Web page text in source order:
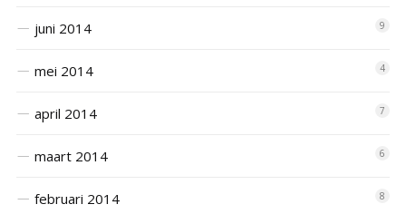
juni 2014 9
mei 2014 4
april 2014 7
maart 2014 6
februari 2014 8